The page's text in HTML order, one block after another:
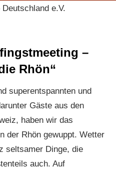
–
Rhön“
superentspannten und
Gäste aus den
haben wir das
der Rhön gewuppt. Wetter
seltsamer Dinge, die
auch. Auf